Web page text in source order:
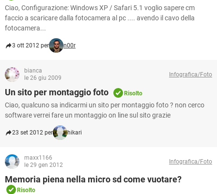
Ciao, Configurazione: Windows XP / Safari 5.1 voglio sapere cm
faccio a scaricare dalla fotocamera al pc .... avendo il cavo della
fotocamera...
3 ott 2012 per n00r
bianca
le 26 giu 2009
Infografica/Foto
Un sito per montaggio foto Risolto
Ciao, qualcuno sa indicarmi un sito per montaggio foto ? non cerco
software verrei fare un montaggio on line sul sito grazie
23 set 2012 per hikari
maxx1166
le 29 gen 2012
Infografica/Foto
Memoria piena nella micro sd come vuotare?
Risolto